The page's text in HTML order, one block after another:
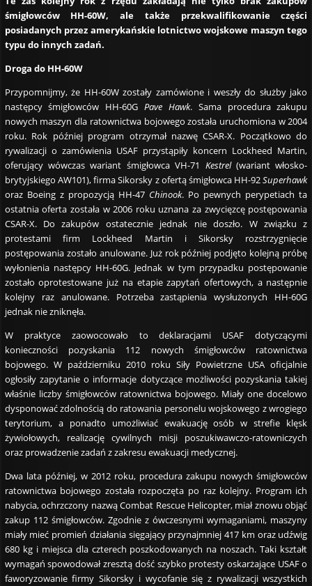
śmigłowców HH-60W, ale także przekwalifikowanie części
posiadanych przez amerykańskie lotnictwo wojskowe maszyn tego
typu do innych zadań.
Droga do HH-60W
Przypomnijmy, że HH-60W zostały zamówione i weszły do służby jako
następcy śmigłowców HH-60GPave Hawk. Sama procedura zakupu
nowych maszyn dla ratownictwa bojowego została uruchomiona w 2004
roku. Rok później program otrzymał nazwę CSAR-X. Początkowo do
rywalizacji o zamówienia USAF przystąpiły koncern Lockheed Martin,
oferujący wówczas wariant śmigłowca VH-71 Kestrel(wariant włosko-
brytyjskiego AW101), firma Sikorsky z ofertą śmigłowca HH-92Superhawk
oraz Boeing z propozycją HH-47 Chinook. Po pewnych perypetiach ta
ostatnia oferta została w 2006 roku uznana za zwycięzcę postępowania
CSAR-X. Do zakupów ostatecznie jednak nie doszło. W związku z
protestami firm Lockheed Martin i Sikorsky rozstrzygnięcie
postępowania zostało anulowane. Już rok później podjęto kolejną próbę
wyłonienia następcy HH-60G. Jednak w tym przypadku postępowanie
zostało oprotestowane już na etapie zapytań ofertowych, a następnie
kolejny raz anulowane. Potrzeba zastąpienia wysłużonych HH-60G
jednak nie zniknęła.
W praktyce zaowocowało to deklaracjami USAF dotyczącymi
konieczności pozyskania 112 nowych śmigłowców ratownictwa
bojowego. W październiku 2010 roku Siły Powietrzne USA oficjalnie
ogłosiły zapytanie o informacje dotyczące możliwości pozyskania takiej
właśnie liczby śmigłowców ratownictwa bojowego. Miały one docelowo
dysponować zdolnością do ratowania personelu wojskowego z wrogiego
terytorium, a ponadto umożliwiać ewakuację osób w strefie klęsk
żywiołowych, realizację cywilnych misji poszukiwawczo-ratowniczych
oraz prowadzenie zadań z zakresu ewakuacji medycznej.
Dwa lata później, w 2012 roku, procedura zakupu nowych śmigłowców
ratownictwa bojowego została rozpoczęta po raz kolejny. Program ich
nabycia, ochrzczony nazwą Combat Rescue Helicopter, miał znowu objąć
zakup 112 śmigłowców. Zgodnie z ówczesnymi wymaganiami, maszyny
miały mieć promień działania sięgający przynajmniej 417 km oraz udźwig
680 kg i miejsca dla czterech poszkodowanych na noszach. Taki kształt
wymagań spowodował zresztą dość szybko protesty oskarżające USAF o
faworyzowanie firmy Sikorsky i wycofanie się z rywalizacji wszystkich